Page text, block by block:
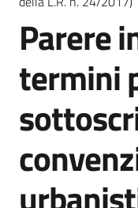
a
l
c
o
l
t
r
d
Parere
termini